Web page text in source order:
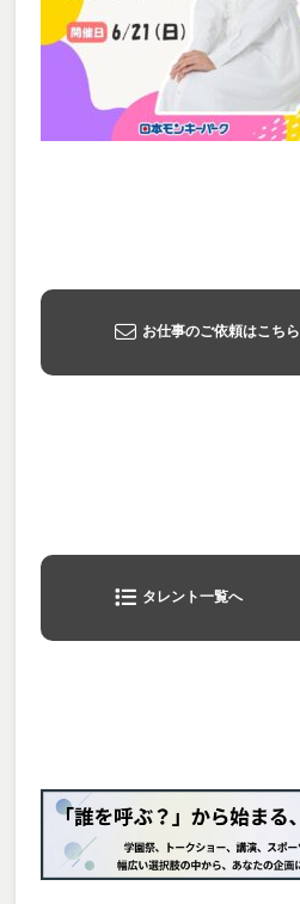
お仕事のご依頼はこちら
タレント一覧へ